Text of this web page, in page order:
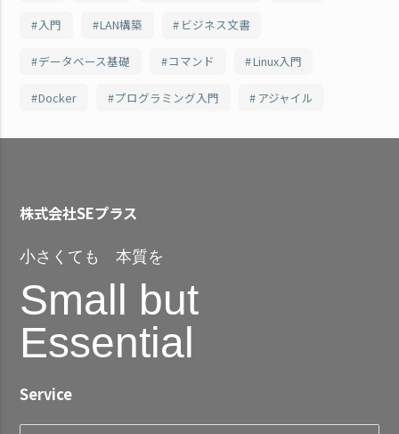
入門 LAN構築 ビジネス文書
データベース基礎 コマンド Linux入門
Docker プログラミング入門 アジャイル
株式会社SEプラス
小さくても 本質を
Small but
Essential
Service